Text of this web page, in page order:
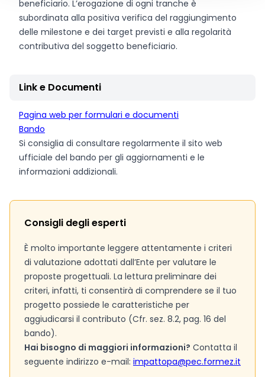
beneficiario. L’erogazione di ogni tranche è
subordinata alla positiva verifica del raggiungimento
delle milestone e dei target previsti e alla regolarità
contributiva del soggetto beneficiario.
Link e Documenti
Pagina web per formulari e documenti
Bando
Si consiglia di consultare regolarmente il sito web
ufficiale del bando per gli aggiornamenti e le
informazioni addizionali.
Consigli degli esperti
È molto importante leggere attentamente i criteri
di valutazione adottati dall’Ente per valutare le
proposte progettuali. La lettura preliminare dei
criteri, infatti, ti consentirà di comprendere se il tuo
progetto possiede le caratteristiche per
aggiudicarsi il contributo (Cfr. sez. 8.2, pag. 16 del
bando).
Hai bisogno di maggiori informazioni? Contatta il
seguente indirizzo e-mail: impattopa@pec.formez.it